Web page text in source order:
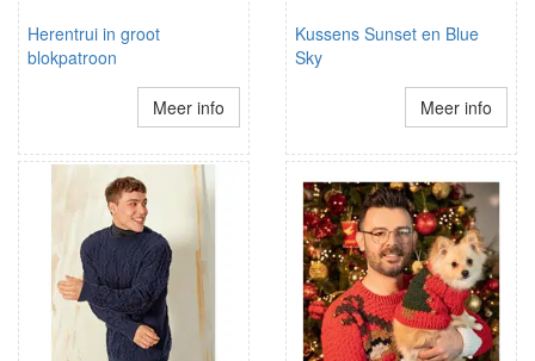
Herentrui in groot
blokpatroon
Meer info
Kussens Sunset en Blue
Sky
Meer info